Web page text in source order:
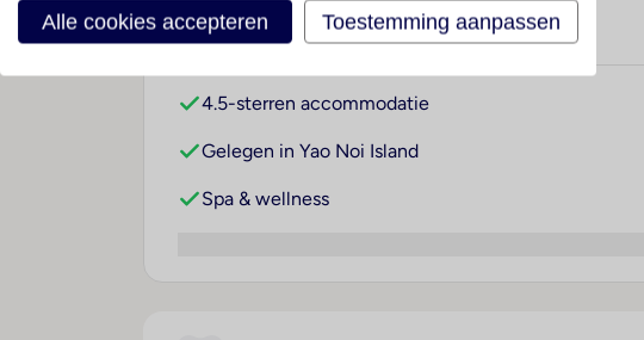
Waarom dit hotel?
4.5-sterren accommodatie
Gelegen in Yao Noi Island
Spa & wellness
Alle cookies accepteren Toestemming aanpassen